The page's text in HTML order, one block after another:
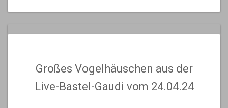
Großes Vogelhäuschen aus der
Live-Bastel-Gaudi vom 24.04.24